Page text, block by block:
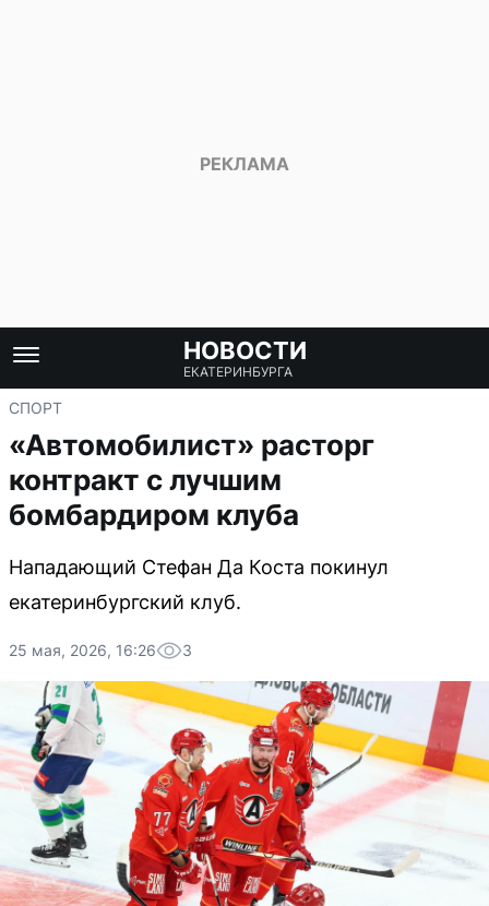
НОВОСТИ
ЕКАТЕРИНБУРГА
СПОРТ
«Автомобилист» расторг
контракт с лучшим
бомбардиром клуба
Нападающий Стефан Да Коста покинул
екатеринбургский клуб.
25 мая, 2026, 16:26 3